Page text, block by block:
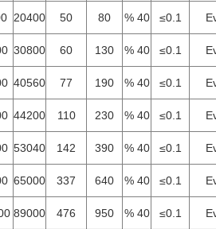
20400 50 80 % 40 ≤0.1
30800 60 130 % 40 ≤0.1
40560 77 190 % 40 ≤0.1
44200 110 230 % 40 ≤0.1
53040 142 390 % 40 ≤0.1
65000 337 640 % 40 ≤0.1
89000 476 950 % 40 ≤0.1